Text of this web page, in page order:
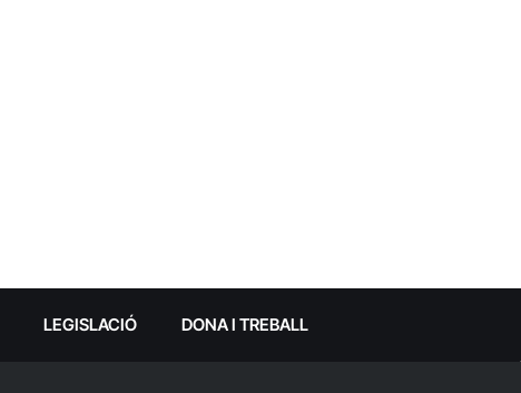
LEGISLACIÓ DONA I TREBALL